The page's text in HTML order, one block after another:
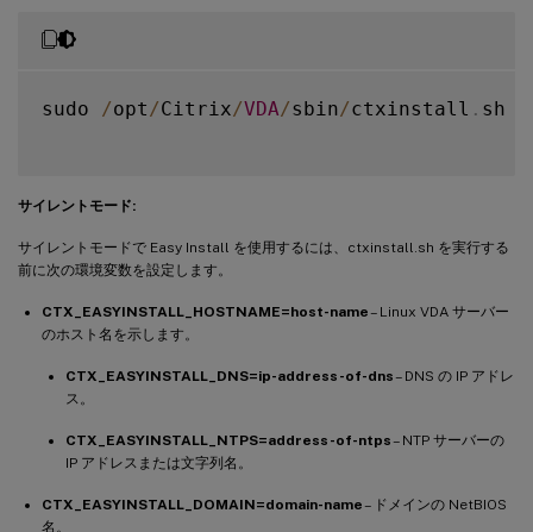
sudo /opt /Citrix/VDA/sbin/ctxinstall . sh
サイレントモード:
サイレントモードで Easy Install を使用するには、ctxinstall.sh を実行する
前に次の環境変数を設定します。
CTX_EASYINSTALL_HOSTNAME=host-name– Linux VDA サーバー
のホスト名を示します。
CTX_EASYINSTALL_DNS=ip-address-of-dns– DNS の IP アドレ
ス。
CTX_EASYINSTALL_NTPS=address-of-ntps– NTP サーバーの
IP アドレスまたは文字列名。
CTX_EASYINSTALL_DOMAIN=domain-name– ドメインの NetBIOS
名。